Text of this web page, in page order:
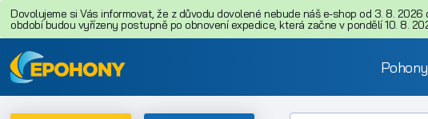
Dovolujeme si Vás informovat, že z důvodu dovolené nebude náš e-shop od 3. 8.
období budou vyřízeny postupně po obnovení expedice, která začne v pondělí 10. 8.